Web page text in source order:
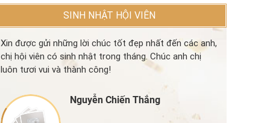
SINH NHẬT HỘI VIÊN
Xin được gửi những lời chúc tốt đẹp nhất đến các anh,
chị hội viên có sinh nhật trong tháng. Chúc anh chị
luôn tươi vui và thành công!
Nguyễn Chiến Thắng